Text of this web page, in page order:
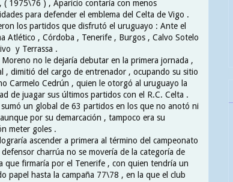
( 1975\76 ) , Aparicio contaría con menos
para defender el emblema del Celta de Vigo .
los partidos que disfrutó el uruguayo : Ante el
Atlético , Córdoba , Tenerife , Burgos , Calvo Sotelo
y Terrassa .
Moreno no le dejaría debutar en la primera jornada ,
, dimitió del cargo de entrenador , ocupando su sitio
Carmelo Cedrún , quien le otorgó al uruguayo la
de juagar sus últimos partidos con el R.C. Celta .
un global de 63 partidos en los que no anotó ni
por su demarcación , tampoco era su
meter goles .
ascender a primera al término del campeonato
charrúa no se movería de la categoría de
que firmaría por el Tenerife , con quien tendría un
papel hasta la campaña 77\78 , en la que el club